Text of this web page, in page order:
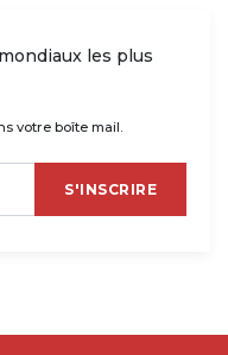
les plus
votre boîte mail.
S'INSCRIRE